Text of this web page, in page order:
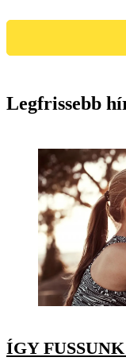
Legfrissebb
ÍGY